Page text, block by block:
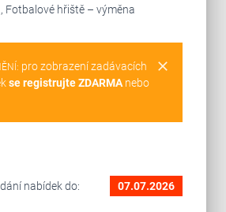
Fotbalové hřiště – výměna
clear
pro zobrazení zadávacích
se registrujte ZDARMAnebo
nabídek do: 07.07.2026